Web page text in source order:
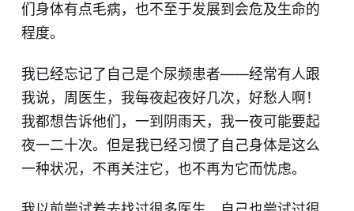
们身体有点毛病，也不至于发展到会危及生命的
程度。
我已经忘记了自己是个尿频患者——经常有人跟
我说，周医生，我每夜起夜好几次，好愁人啊！
我都想告诉他们，一到阴雨天，我一夜可能要起
夜一二十次。但是我已经习惯了自己身体是这么
一种状况，不再关注它，也不再为它而忧虑。